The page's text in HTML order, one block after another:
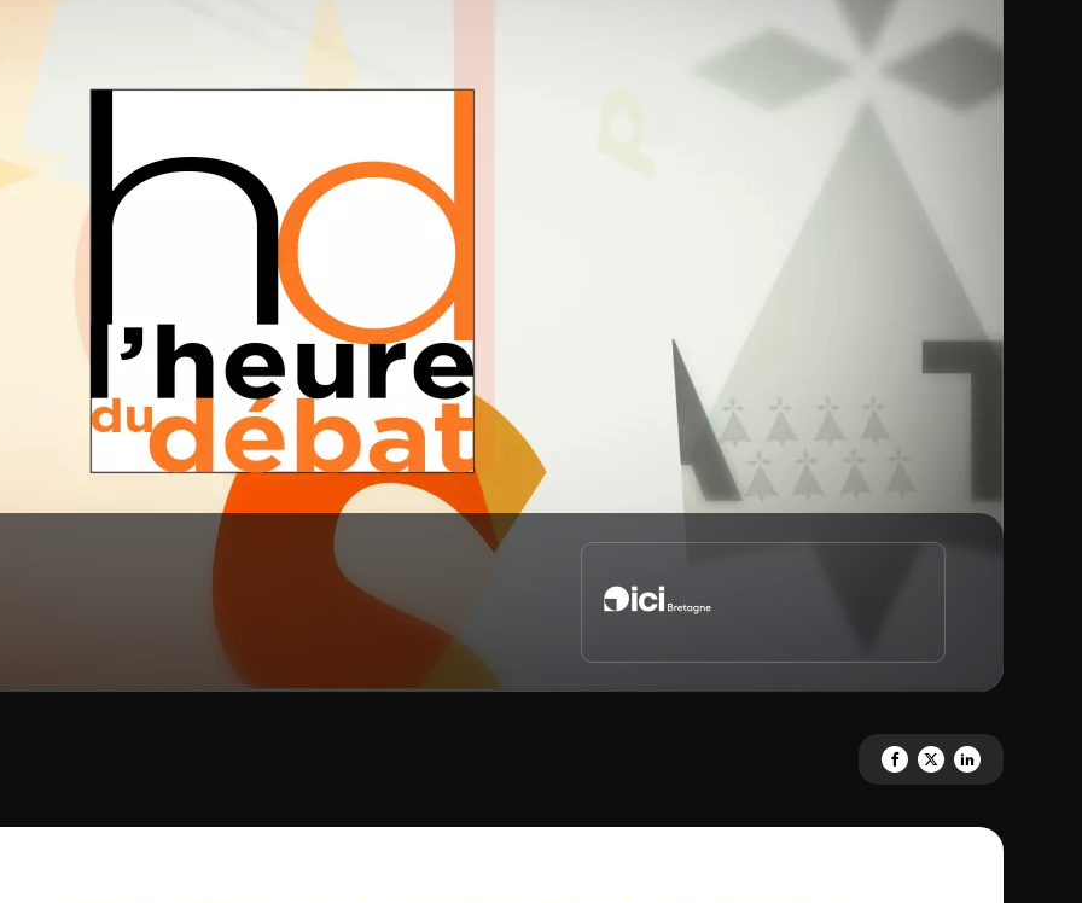
Partagez 'HD, l'heure du
Partagez 'HD, l'heure du
Partagez 'HD,